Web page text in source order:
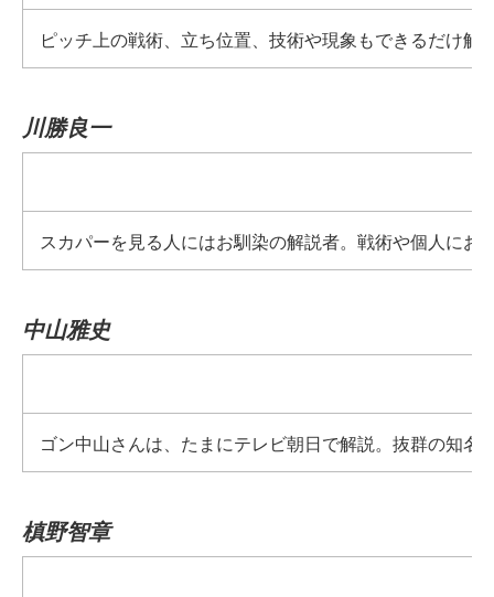
ピッチ上の戦術、立ち位置、技術や現象もできるだけ
川勝良一
スカパーを見る人にはお馴染の解説者。戦術や個人に
中山雅史
ゴン中山さんは、たまにテレビ朝日で解説。抜群の知
槙野智章